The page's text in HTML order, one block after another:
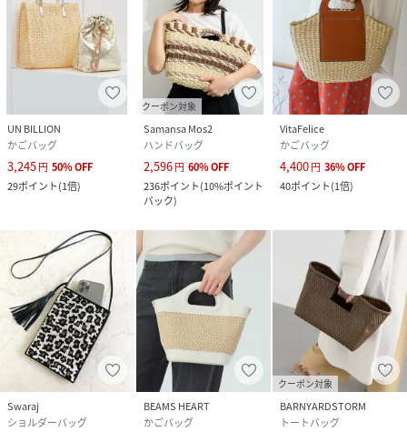
UN BILLION
かごバッグ
3,245円 50%OFF
29ポイント(1倍)
クーポン対象
Samansa Mos2
ハンドバッグ
2,596円 60%OFF
236ポイント(10%ポイント
バック)
VitaFelice
かごバッグ
4,400円 36%OFF
40ポイント(1倍)
Swaraj
ショルダーバッグ
BEAMS HEART
かごバッグ
クーポン対象
BARNYARDSTORM
トートバッグ